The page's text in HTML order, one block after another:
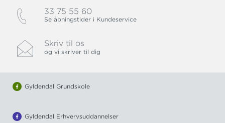
33 75 55 60
Se åbningstider i Kundeservice
Skriv til os
og vi skriver til dig
Gyldendal Grundskole
Gyldendal Erhvervsuddannelser